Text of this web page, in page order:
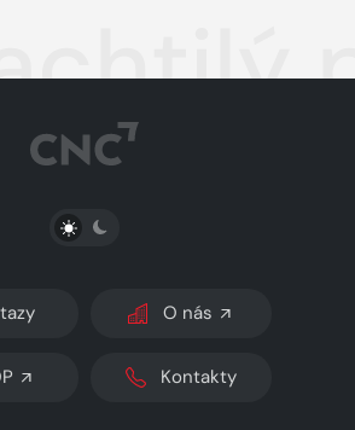
PŘEPNOUT SVĚTLÝ/TMAVÝ REŽIM
O nás
Kontakty